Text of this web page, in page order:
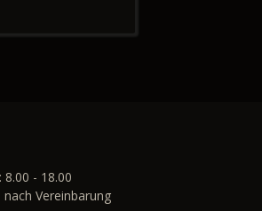
- 18.00
Vereinbarung